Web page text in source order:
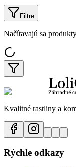
Filtre
Načítavajú sa
Kvalitné rastliny a
Rýchle odkazy